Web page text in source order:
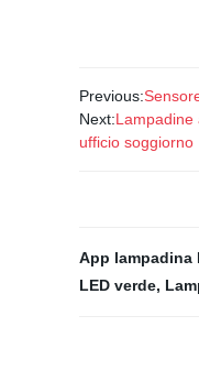
Previous:
Next:Lampadine
ufficio soggiorno
App lampadina
LED verde,